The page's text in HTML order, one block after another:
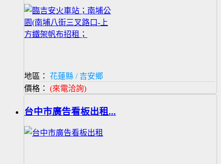
地區：
花蓮縣 / 吉安鄉
價格： (來電洽詢)
台中市廣告看板出租...